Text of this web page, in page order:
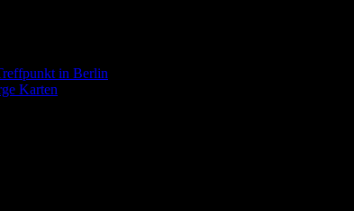
in Berlin
Karten